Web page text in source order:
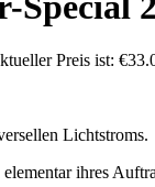
Preis ist:
Lichtstroms.
ihres